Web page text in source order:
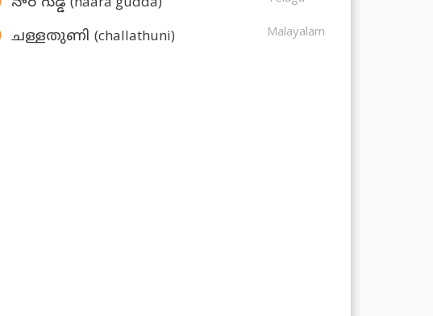
ചള്ളതുണി (challathuni) Malayalam